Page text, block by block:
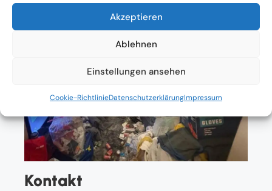
Akzeptieren
Ablehnen
Einstellungen ansehen
Cookie-RichtlinieDatenschutzerklärungImpressum
Kontakt